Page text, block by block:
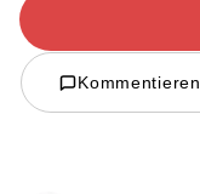
Kommentieren